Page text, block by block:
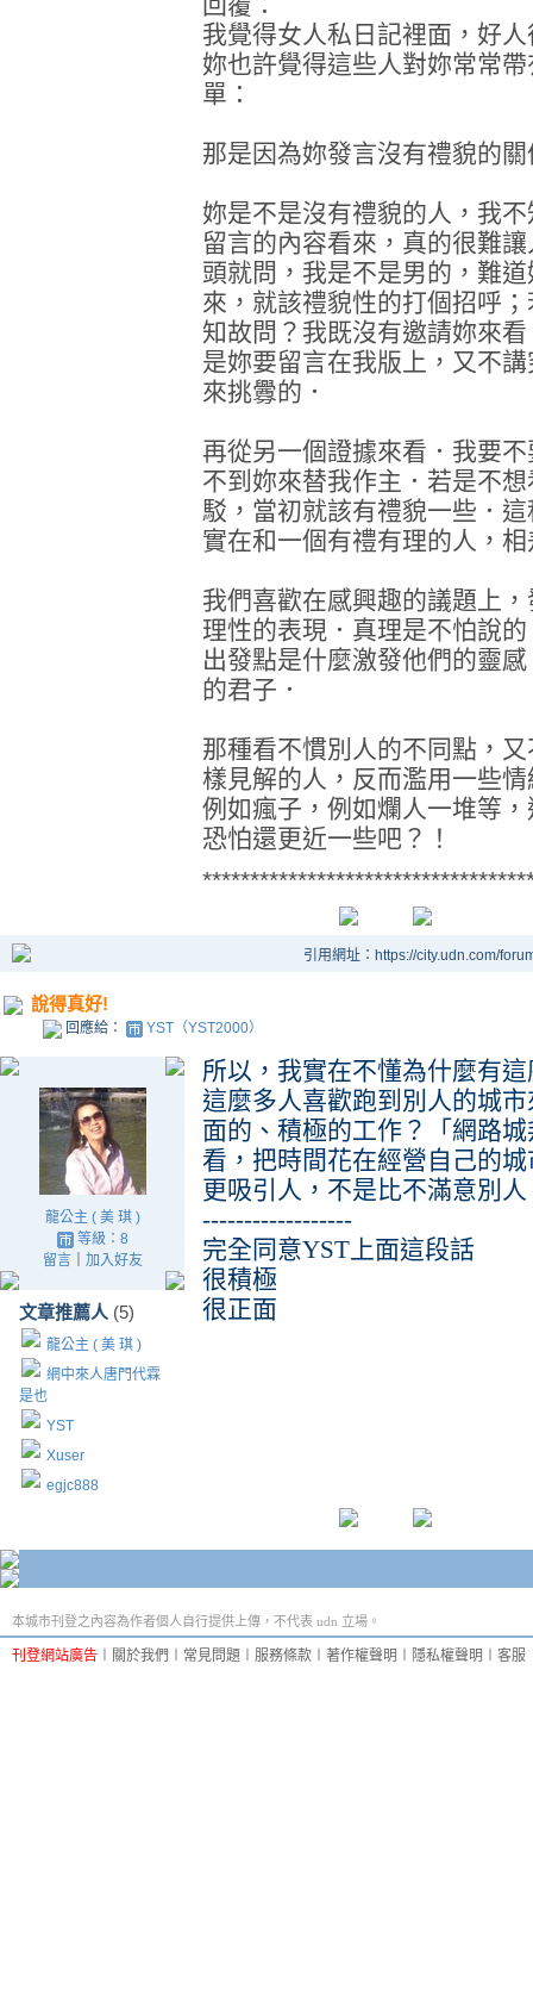
我覺得女人私日記裡面，好
妳也許覺得這些人對妳常常
單：
那是因為妳發言沒有禮貌的
妳是不是沒有禮貌的人，我
留言的內容看來，真的很難
頭就問，我是不是男的，難
來，就該禮貌性的打個招呼
知故問？我既沒有邀請妳來
是妳要留言在我版上，又不
來挑釁的．
再從另一個證據來看．我要
不到妳來替我作主．若是不
駁，當初就該有禮貌一些．
實在和一個有禮有理的人，
我們喜歡在感興趣的議題上
理性的表現．真理是不怕說
出發點是什麼激發他們的靈
的君子．
那種看不慣別人的不同點，
樣見解的人，反而濫用一些
例如瘋子，例如爛人一堆等
恐怕還更近一些吧？！
引用網址：https://city.udn.com/
說得真好!
回應給： YST（YST2000）
龍公主 ( 美 琪 )
等級：8
留言｜ 加入好友
文章推薦人 (5)
龍公主 ( 美 琪 )
網中來人唐門代霖
是也
YST
Xuser
egjc888
所以，我實在不懂為什麼有
這麼多人喜歡跑到別人的城
面的、積極的工作？「網路
看，把時間花在經營自己的
更吸引人，不是比不滿意別
------------------
完全同意YST上面這段話
很積極
很正面
本城市刊登之內容為作者個人自行提供上傳，不代表 udn 立場。
刊登網站廣告 關於我們 常見問題 服務條款 著作權聲明 隱私權聲明 客服